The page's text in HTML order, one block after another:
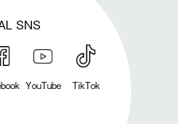
SNS
YouTube TikTok